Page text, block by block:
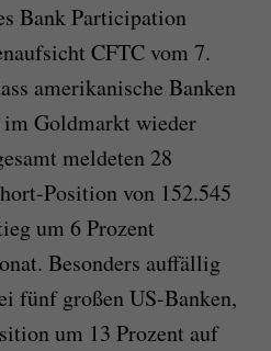
Bank Participation
CFTC vom 7.
amerikanische Banken
Goldmarkt wieder
meldeten 28
Position von 152.545
um 6 Prozent
Besonders auffällig
fünf großen US-Banken,
um 13 Prozent auf